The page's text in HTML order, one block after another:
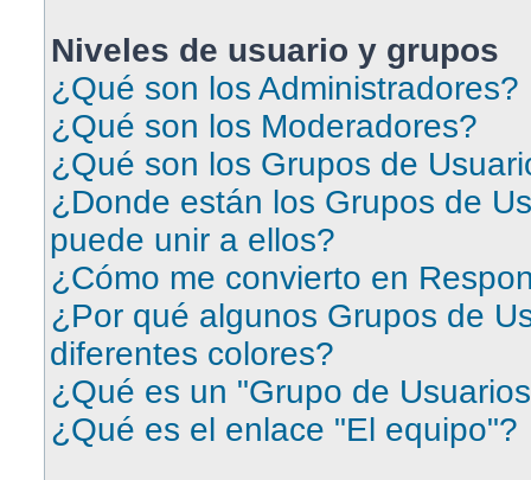
Niveles de usuario y grupos
¿Qué son los Administradores?
¿Qué son los Moderadores?
¿Qué son los Grupos de
¿Donde están los Grupos de
puede unir a ellos?
¿Cómo me convierto en
¿Por qué algunos Grupos de
diferentes colores?
¿Qué es un "Grupo de
¿Qué es el enlace "El equipo"?